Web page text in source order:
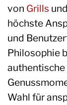
von Grills und
höchste
und
Philosophie
Wahl für